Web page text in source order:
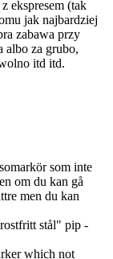
ekspresem (tak
jak najbardziej
zabawa przy
albo za grubo,
itd itd.
som inte
om du kan gå
men du kan
stål" pip -
which not